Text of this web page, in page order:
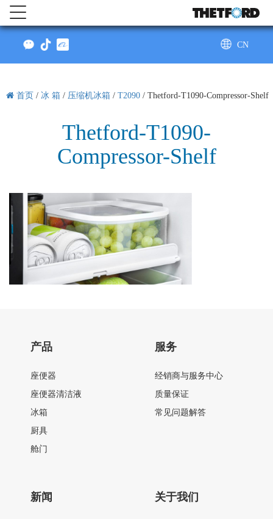
CN
首页 / 冰 箱 / 压缩机冰箱 / T2090 / Thetford-T1090-Compressor-Shelf
Thetford-T1090-
Compressor-Shelf
产品
座便器
座便器清洁液
冰箱
厨具
舱门
服务
经销商与服务中心
质量保证
常见问题解答
新闻 关于我们